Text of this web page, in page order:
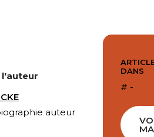
auteur
DANS
# -